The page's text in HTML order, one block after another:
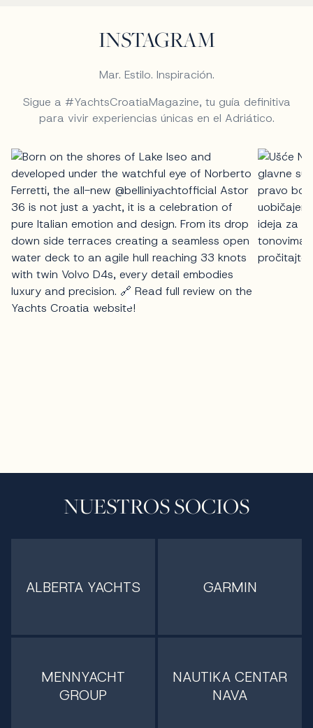
INSTAGRAM
Mar. Estilo. Inspiración.
Sigue a #YachtsCroatiaMagazine, tu guía definitiva
para vivir experiencias únicas en el Adriático.
NUESTROS SOCIOS
ALBERTA YACHTS GARMIN
MENNYACHT
GROUP
NAUTIKA CENTAR
NAVA